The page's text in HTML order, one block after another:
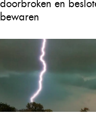
doorbroken en
bewaren